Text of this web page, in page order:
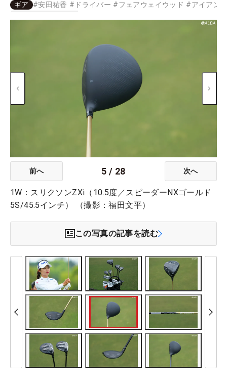
ギア #安田祐香 # ドライバー #フェアウェイウッド #アイアン
前へ 5 / 28 次へ
1W：スリクソンZXi（10.5度／スピーダーNXゴールド
5S/45.5インチ） （撮影：福田文平）
この写真の記事を読む